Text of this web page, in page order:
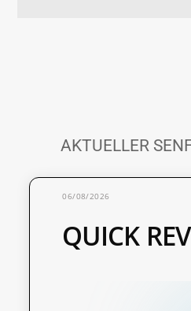
AKTUELLER
06/08/2026
QUICK